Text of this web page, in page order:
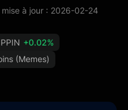
mise à jour : 2026-02-24
+0.02%
(Memes)